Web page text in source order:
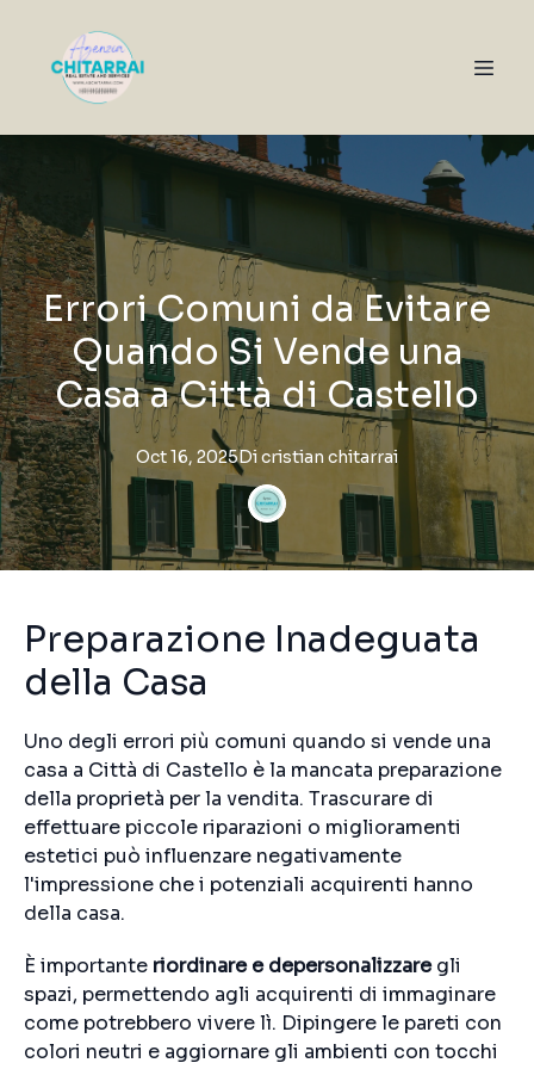
Errori Comuni da Evitare
Quando Si Vende una
Casa a Città di Castello
Oct 16, 2025Dicristian chitarrai
Preparazione Inadeguata
della Casa
Uno degli errori più comuni quando si vende una
casa a Città di Castello è la mancata preparazione
della proprietà per la vendita. Trascurare di
effettuare piccole riparazioni o miglioramenti
estetici può influenzare negativamente
l'impressione che i potenziali acquirenti hanno
della casa.
È importante riordinare e depersonalizzaregli
spazi, permettendo agli acquirenti di immaginare
come potrebbero vivere lì. Dipingere le pareti con
colori neutri e aggiornare gli ambienti con tocchi